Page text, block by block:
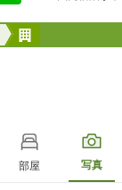
部屋 写真